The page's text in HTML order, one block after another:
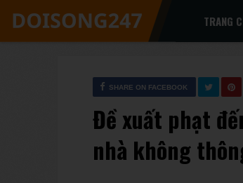
TRANG
SHARE ON FACEBOOK
Đề xuất phạt
nhà không